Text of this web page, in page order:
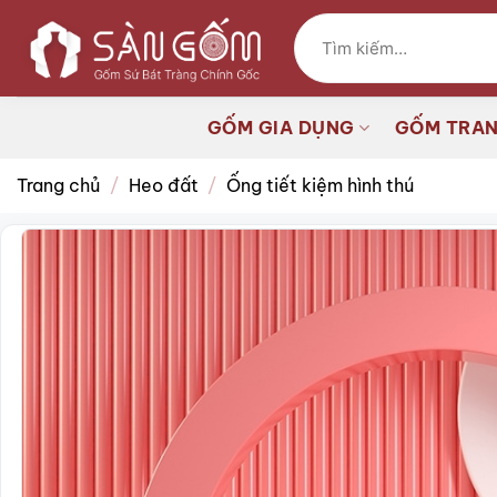
qua
dung
Tìm
kiếm:
GỐM GIA DỤNG GỐM
Trang chủ / Heo đất / Ống tiết kiệm hình thú